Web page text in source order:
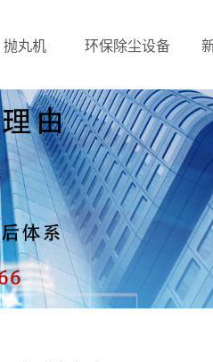
抛丸机 环保除尘设备